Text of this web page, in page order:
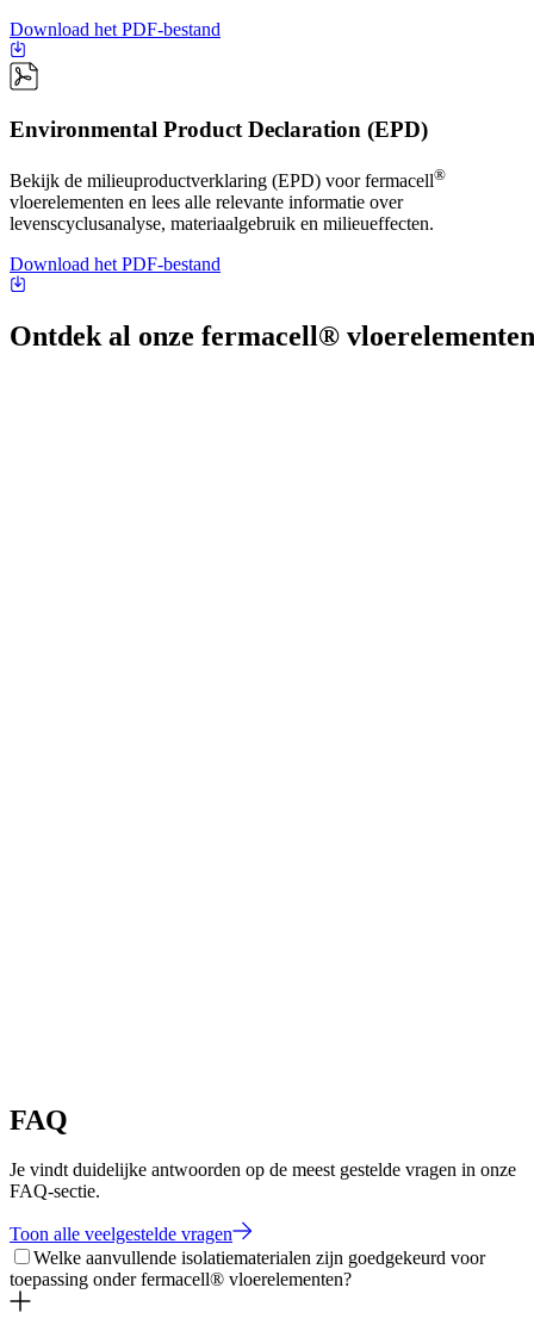
Download het PDF-bestand
Environmental Product Declaration (EPD)
Bekijk de milieuproductverklaring (EPD) voor fermacell®
vloerelementen en lees alle relevante informatie over
levenscyclusanalyse, materiaalgebruik en milieueffecten.
Download het PDF-bestand
Ontdek al onze fermacell® vloerelementen
FAQ
Je vindt duidelijke antwoorden op de meest gestelde vragen in onze
FAQ-sectie.
Toon alle veelgestelde vragen
Welke aanvullende isolatiematerialen zijn goedgekeurd voor
toepassing onder fermacell® vloerelementen?